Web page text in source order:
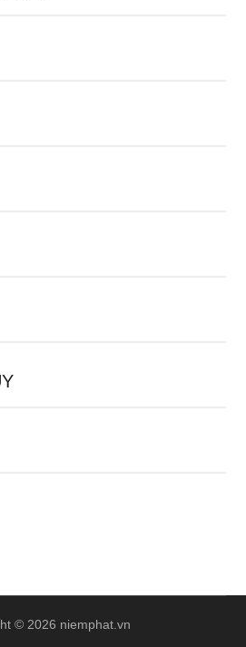
© 2026 niemphat.vn